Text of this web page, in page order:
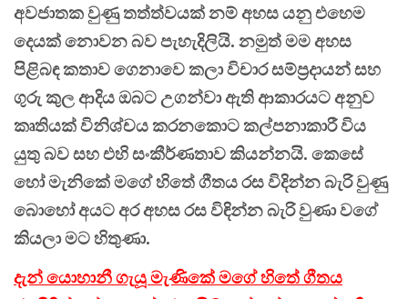
අවජාතක වුණු තත්ත්වයක් නම් අහස යනු එහෙම
දෙයක් නොවන බව පැහැදිලියි. නමුත් මම අහස
පිළිබඳ කතාව ගෙනාවෙ කලා විචාර සම්ප්‍රදායන් සහ
ගුරු කුල ආදිය ඔබට උගන්වා ඇති ආකාරයට අනුව
කෘතියක් විනිශ්චය කරනකොට කල්පනාකාරී විය
යුතු බව සහ එහි සංකීර්ණතාව කියන්නයි. කෙසේ
හෝ මැනිකේ මගේ හිතේ ගීතය රස විදින්න බැරි වුණු
බොහෝ අයට අර අහස රස විඳින්න බැරි වුණා වගේ
කියලා මට හිතුණා.
දැන් යොහානී ගැයූ මැණිකේ මගේ හිතේ ගීතය